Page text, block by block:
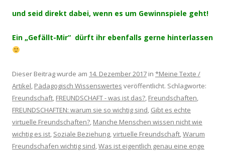
und seid direkt dabei, wenn es um Gewinnspiele geht!
Ein „Gefällt-Mir“ dürft ihr ebenfalls gerne hinterlassen
Dieser Beitrag wurde am 14. Dezember 2017 in *Meine Texte /
Artikel, Pädagogisch Wissenswertes veröffentlicht. Schlagworte:
Freundschaft, FREUNDSCHAFT - was ist das?, Freundschaften,
FREUNDSCHAFTEN: warum sie so wichtig sind, Gibt es echte
virtuelle Freundschaften?, Manche Menschen wissen nicht wie
wichtig es ist, Soziale Beziehung,virtuelle Freundschaft,Warum
Freundschafen wichtig sind,Was ist eigentlich genau eine enge